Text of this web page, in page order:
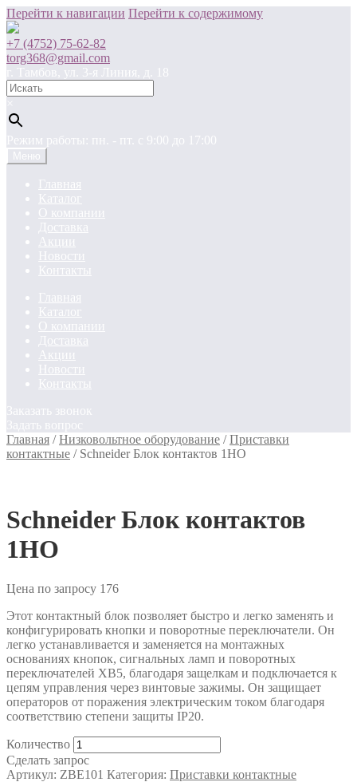
Перейти к навигации Перейти к содержимому
+7 (4752) 75-62-82
torg368@gmail.com
г. Тамбов, ул. 3-я Линия, д. 18
×
Режим работы: пн. - пт. c 9:00 до 17:00
Меню
Главная
Каталог
О компании
Доставка
Акции
Новости
Контакты
Главная
Каталог
О компании
Доставка
Акции
Новости
Контакты
Заказать звонок
Задать вопрос
Главная /Низковольтное оборудование /Приставки
контактные / Schneider Блок контактов 1НО
Schneider Блок контактов
1НО
Цена по запросу 176
Этот контактный блок позволяет быстро и легко заменять и
конфигурировать кнопки и поворотные переключатели. Он
легко устанавливается и заменяется на монтажных
основаниях кнопок, сигнальных ламп и поворотных
переключателей XB5, благодаря защелкам и подключается к
цепям управления через винтовые зажимы. Он защищает
операторов от поражения электрическим током благодаря
соответствию степени защиты IP20.
Количество
Сделать запрос
Артикул: ZBE101 Категория: Приставки контактные